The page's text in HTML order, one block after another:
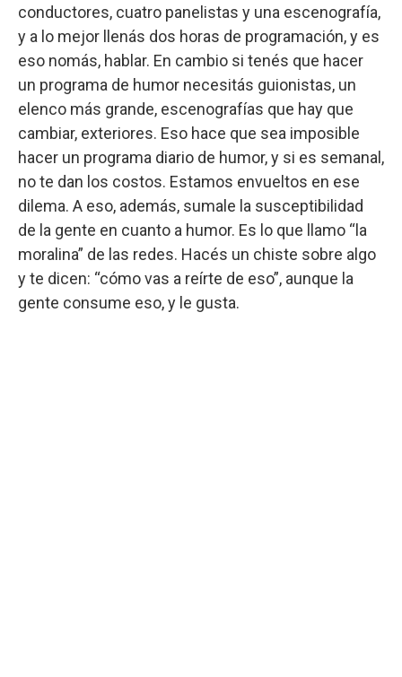
conductores, cuatro panelistas y una escenografía,
y a lo mejor llenás dos horas de programación, y es
eso nomás, hablar. En cambio si tenés que hacer
un programa de humor necesitás guionistas, un
elenco más grande, escenografías que hay que
cambiar, exteriores. Eso hace que sea imposible
hacer un programa diario de humor, y si es semanal,
no te dan los costos. Estamos envueltos en ese
dilema. A eso, además, sumale la susceptibilidad
de la gente en cuanto a humor. Es lo que llamo “la
moralina” de las redes. Hacés un chiste sobre algo
y te dicen: “cómo vas a reírte de eso”, aunque la
gente consume eso, y le gusta.